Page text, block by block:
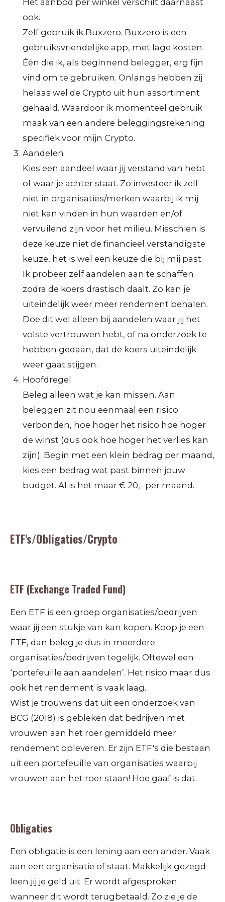
Het aanbod per winkel verschilt daarnaast
ook.
Zelf gebruik ik Buxzero. Buxzero is een
gebruiksvriendelijke app, met lage kosten.
Één die ik, als beginnend belegger, erg fijn
vind om te gebruiken. Onlangs hebben zij
helaas wel de Crypto uit hun assortiment
gehaald. Waardoor ik momenteel gebruik
maak van een andere beleggingsrekening
specifiek voor mijn Crypto.
Aandelen
Kies een aandeel waar jij verstand van hebt
of waar je achter staat. Zo investeer ik zelf
niet in organisaties/merken waarbij ik mij
niet kan vinden in hun waarden en/of
vervuilend zijn voor het milieu. Misschien is
deze keuze niet de financieel verstandigste
keuze, het is wel een keuze die bij mij past.
Ik probeer zelf aandelen aan te schaffen
zodra de koers drastisch daalt. Zo kan je
uiteindelijk weer meer rendement behalen.
Doe dit wel alleen bij aandelen waar jij het
volste vertrouwen hebt, of na onderzoek te
hebben gedaan, dat de koers uiteindelijk
weer gaat stijgen.
Hoofdregel
Beleg alleen wat je kan missen. Aan
beleggen zit nou eenmaal een risico
verbonden, hoe hoger het risico hoe hoger
de winst (dus ook hoe hoger het verlies kan
zijn). Begin met een klein bedrag per maand,
kies een bedrag wat past binnen jouw
budget. Al is het maar € 20,- per maand.
ETF's/Obligaties/Crypto
ETF (Exchange Traded Fund)
Een ETF is een groep organisaties/bedrijven
waar jij een stukje van kan kopen. Koop je een
ETF, dan beleg je dus in meerdere
organisaties/bedrijven tegelijk. Oftewel een
‘portefeuille aan aandelen’. Het risico maar dus
ook het rendement is vaak laag.
Wist je trouwens dat uit een onderzoek van
BCG (2018) is gebleken dat bedrijven met
vrouwen aan het roer gemiddeld meer
rendement opleveren. Er zijn ETF's die bestaan
uit een portefeuille van organisaties waarbij
vrouwen aan het roer staan! Hoe gaaf is dat.
Obligaties
Een obligatie is een lening aan een ander. Vaak
aan een organisatie of staat. Makkelijk gezegd
leen jij je geld uit. Er wordt afgesproken
wanneer dit wordt terugbetaald. Zo zie je de